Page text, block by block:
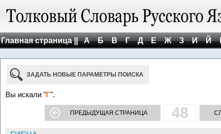
Главная страница || А Б В Г Д Е Ж З И Й
ЗАДАТЬ НОВЫЕ ПАРАМЕТРЫ ПОИСКА
Вы искали "Г".
ПРЕДЫДУЩАЯ СТРАНИЦА 48